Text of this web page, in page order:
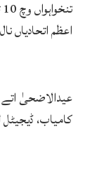
اعظم اتحادیاں
عیدالاضحیٰ
کامیاب،